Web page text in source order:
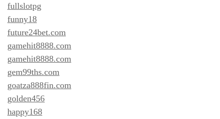
fullslotpg
funny18
future24bet.com
gamehit8888.com
gamehit8888.com
gem99ths.com
goatza888fin.com
golden456
happy168